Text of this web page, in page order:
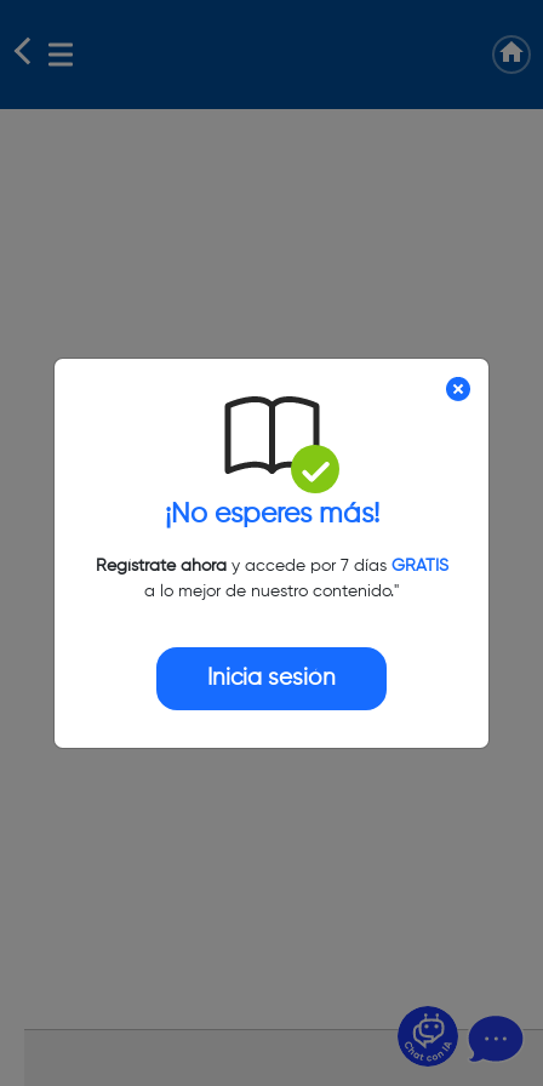
¡No esperes más!
Regístrate ahoray accede por 7 días GRATIS
a lo mejor de nuestro contenido."
Inicia sesión